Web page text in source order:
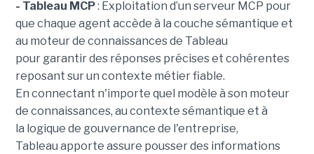
- Tableau MCP: Exploitation d’un serveur MCP pour
que chaque agent accède à la couche sémantique et
au moteur de connaissances de Tableau
pour garantir des réponses précises et cohérentes
reposant sur un contexte métier fiable.
En connectant n'importe quel modèle à son moteur
de connaissances, au contexte sémantique et à
la logique de gouvernance de l'entreprise,
Tableau apporte assure pousser des informations